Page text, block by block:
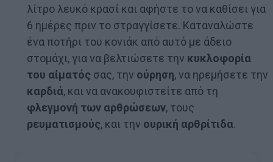
λίτρο λευκό κρασί και αφήστε το να καθίσει για
6 ημέρες πριν το στραγγίσετε. Καταναλώστε
ένα ποτήρι του κονιάκ από αυτό με άδειο
στομάχι, για να βελτιώσετε την κυκλοφορία
του αίματός σας, την ούρηση, να ηρεμήσετε την
καρδιά, και να ανακουφιστείτε από τη
φλεγμονή των αρθρώσεων, τους
ρευματισμούς, και την ουρική αρθρίτιδα.